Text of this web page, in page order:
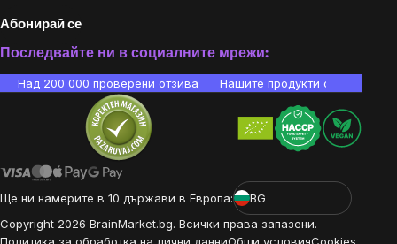
Абонирай се
Последвайте ни в социалните мрежи:
Над 200 000 проверени отзива Нашите продукти са
Ще ни намерите в 10 държави в Европа:
BG
Copyright 2026 BrainMarket.bg. Всички права запазени.